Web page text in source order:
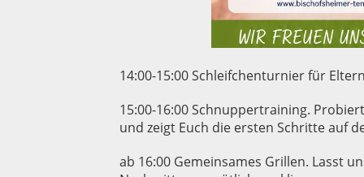
14:00-15:00 Schleifchenturnier für
15:00-16:00 Schnuppertraining.
und zeigt Euch die ersten Schritte auf
ab 16:00 Gemeinsames Grillen. Lasst